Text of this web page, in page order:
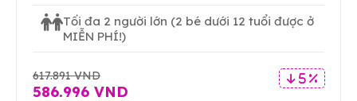
Tối đa 2 người lớn (2 bé dưới 12 tuổi được ở
MIỄN PHÍ!)
5 %
617.891 VND
586.996 VND